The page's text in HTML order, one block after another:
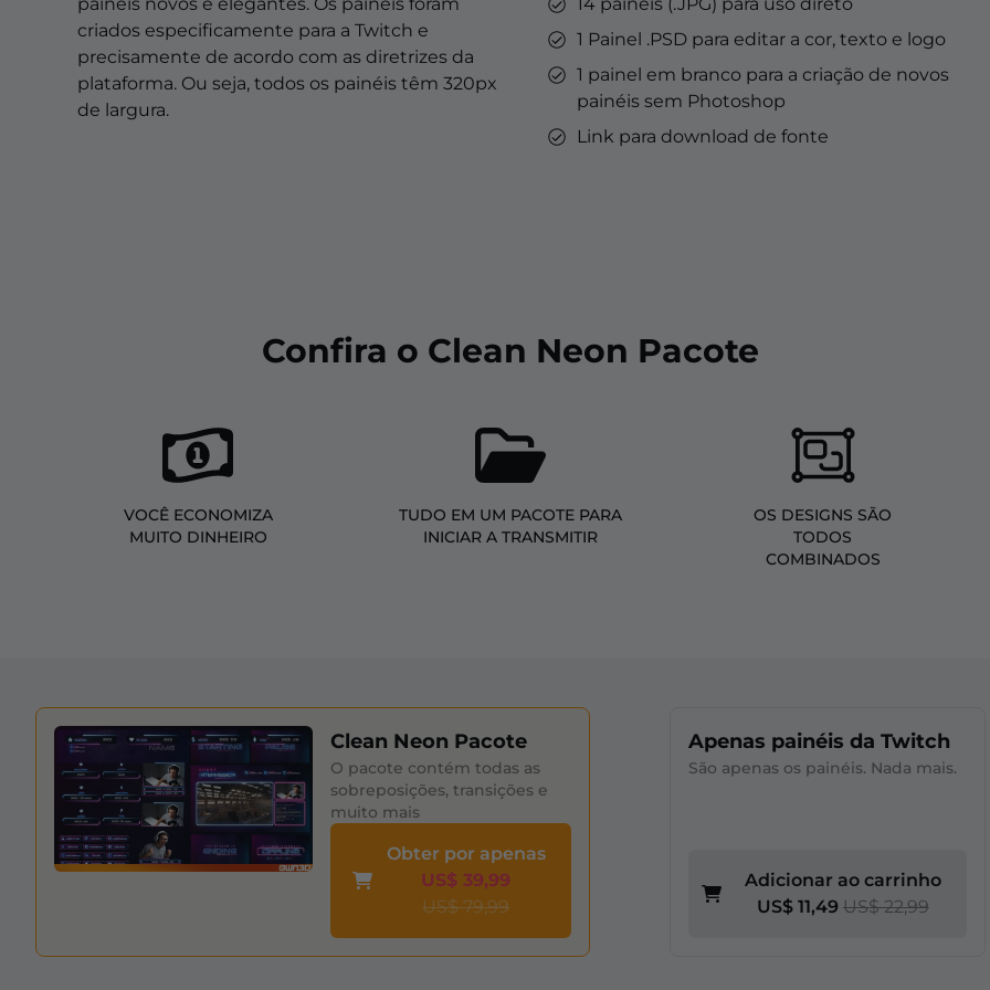
Sobreposições de halloween
Sobreposições de inverno
painéis novos e elegantes. Os painéis foram
criados especificamente para a Twitch e
precisamente de acordo com as diretrizes da
plataforma. Ou seja, todos os painéis têm 320px
de largura.
14 painéis (.JPG) para uso direto
1 Painel .PSD para editar a cor, texto e logo
1 painel em branco para a criação de novos
painéis sem Photoshop
Link para download de fonte
Confira o Clean Neon Pacote
VOCÊ ECONOMIZA
MUITO DINHEIRO
TUDO EM UM PACOTE PARA
INICIAR A TRANSMITIR
OS DESIGNS SÃO
TODOS
COMBINADOS
Clean Neon Pacote
O pacote contém todas as
sobreposições, transições e
muito mais
Obter por apenas
US$ 39,99
US$ 79,99
Apenas painéis da Twitch
São apenas os painéis. Nada mais.
Adicionar ao carrinho
US$ 11,49 US$ 22,99